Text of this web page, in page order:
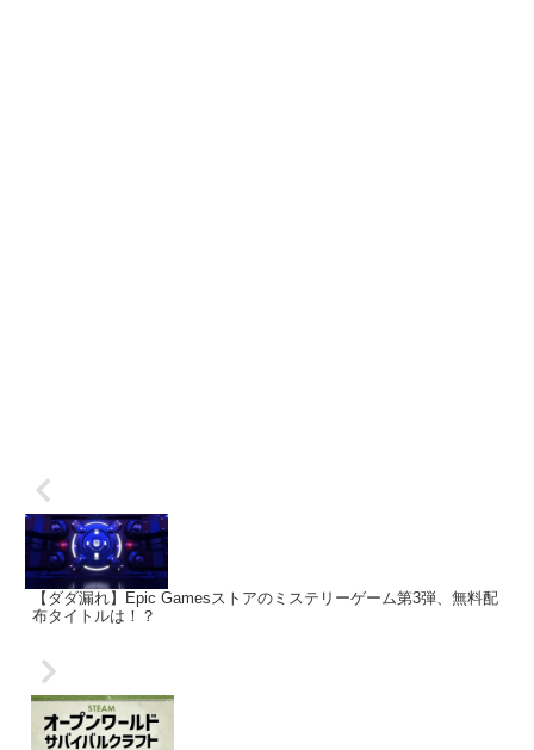
【ダダ漏れ】Epic Gamesストアのミステリーゲーム第3弾、無料配
布タイトルは！？